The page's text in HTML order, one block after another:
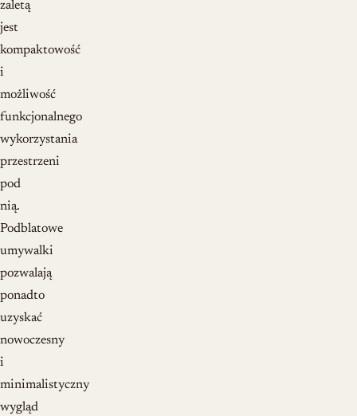
zaletą
jest
kompaktowość
i
możliwość
funkcjonalnego
wykorzystania
przestrzeni
pod
nią.
Podblatowe
umywalki
pozwalają
ponadto
uzyskać
nowoczesny
i
minimalistyczny
wygląd